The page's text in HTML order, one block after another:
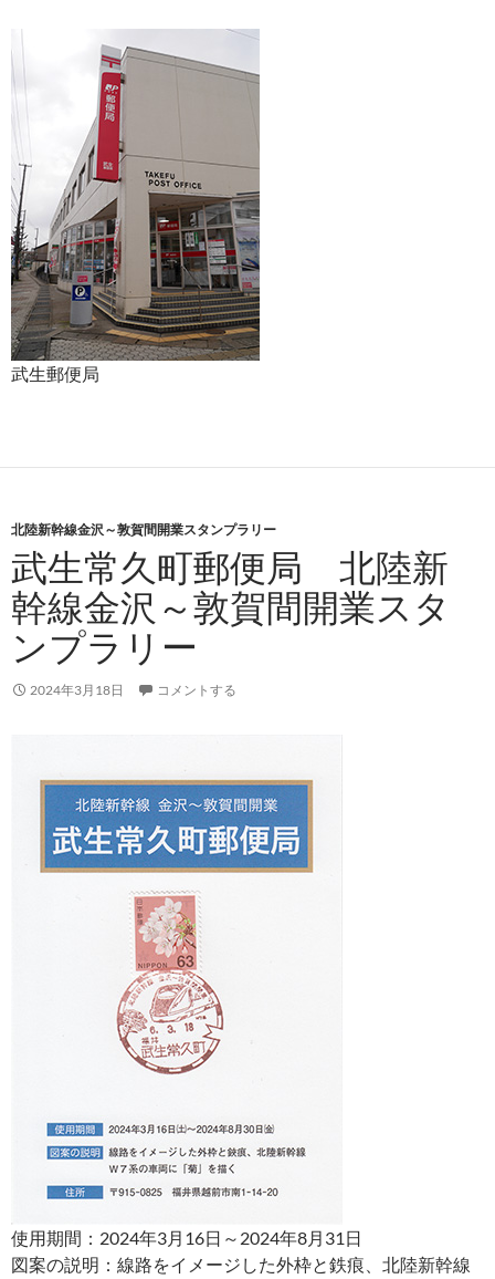
武生郵便局
北陸新幹線金沢～敦賀間開業スタンプラリー
武生常久町郵便局 北陸新
幹線金沢～敦賀間開業スタ
ンプラリー
2024年3月18日 コメントする
使用期間：2024年3月16日～2024年8月31日
図案の説明：線路をイメージした外枠と鉄痕、北陸新幹線